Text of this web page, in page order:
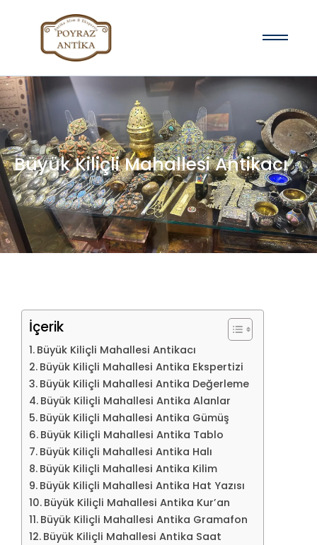
Büyük Kiliçli Mahallesi Antikacı
İçerik
Büyük Kiliçli Mahallesi Antikacı
Büyük Kiliçli Mahallesi Antika Ekspertizi
Büyük Kiliçli Mahallesi Antika Değerleme
Büyük Kiliçli Mahallesi Antika Alanlar
Büyük Kiliçli Mahallesi Antika Gümüş
Büyük Kiliçli Mahallesi Antika Tablo
Büyük Kiliçli Mahallesi Antika Halı
Büyük Kiliçli Mahallesi Antika Kilim
Büyük Kiliçli Mahallesi Antika Hat Yazısı
Büyük Kiliçli Mahallesi Antika Kur’an
Büyük Kiliçli Mahallesi Antika Gramafon
Büyük Kiliçli Mahallesi Antika Saat